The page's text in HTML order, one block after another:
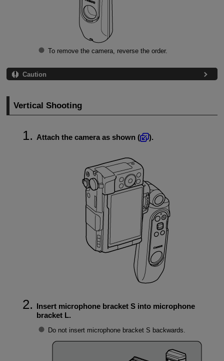
To remove the camera, reverse the order.
Caution
Vertical Shooting
Attach the camera as shown ( ).
Insert microphone bracket S into microphone
bracket L.
Do not insert microphone bracket S backwards.